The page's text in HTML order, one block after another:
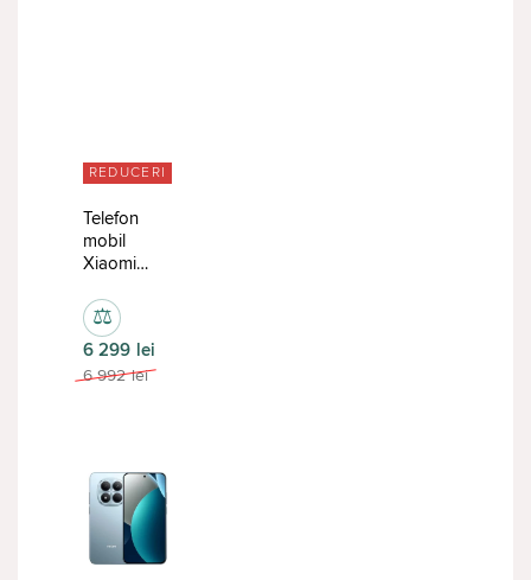
REDUCERI
Telefon
mobil
Xiaomi
Note 15
Pro
8/512GB
Black
6 992 lei
6 299 lei
⚖